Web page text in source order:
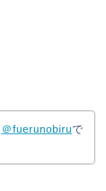
＠fuerunobiruで